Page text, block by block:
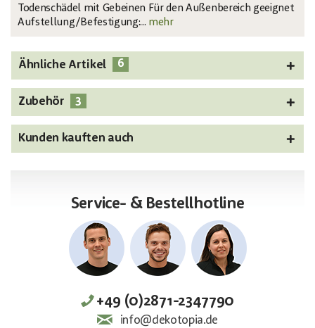
Todenschädel mit Gebeinen Für den Außenbereich geeignet
Aufstellung/Befestigung:... mehr
Ähnliche Artikel 6
Zubehör 3
Kunden kauften auch
Service- & Bestellhotline
+49 (0)2871-2347790
info@dekotopia.de